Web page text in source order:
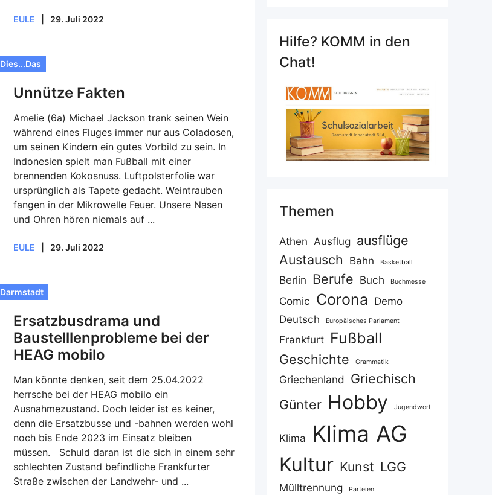
EULE 29. Juli 2022
Dies...Das
Unnütze Fakten
Amelie (6a) Michael Jackson trank seinen Wein
während eines Fluges immer nur aus Coladosen,
um seinen Kindern ein gutes Vorbild zu sein. In
Indonesien spielt man Fußball mit einer
brennenden Kokosnuss. Luftpolsterfolie war
ursprünglich als Tapete gedacht. Weintrauben
fangen in der Mikrowelle Feuer. Unsere Nasen
und Ohren hören niemals auf ...
EULE 29. Juli 2022
Darmstadt
Ersatzbusdrama und
Baustelllenprobleme bei der
HEAG mobilo
Man könnte denken, seit dem 25.04.2022
herrsche bei der HEAG mobilo ein
Ausnahmezustand. Doch leider ist es keiner,
denn die Ersatzbusse und -bahnen werden wohl
noch bis Ende 2023 im Einsatz bleiben
müssen. Schuld daran ist die sich in einem sehr
schlechten Zustand befindliche Frankfurter
Straße zwischen der Landwehr- und ...
Hilfe? KOMM in den
Chat!
Themen
Athen Ausflug ausflüge
Austausch
Bahn Basketball
Berlin Berufe Buch Buchmesse
Comic Corona Demo
Deutsch
Europäisches Parlament
Frankfurt Fußball
Geschichte Grammatik
Griechenland Griechisch
Günter Hobby Jugendwort
Klima Klima AG
Kultur Kunst LGG
Mülltrennung Parteien